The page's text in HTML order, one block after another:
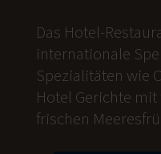
Das Hotel-
internationale
Spezialitäten wie
Hotel Gerichte
frischen